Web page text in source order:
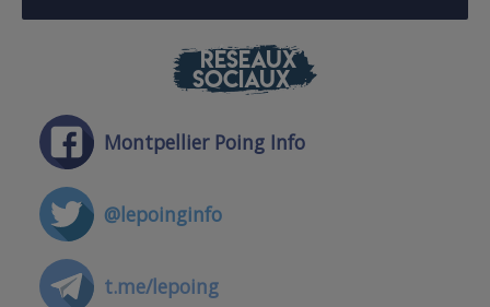
RÉSEAUX
SOCIAUX
Montpellier Poing Info
@lepoinginfo
t.me/lepoing